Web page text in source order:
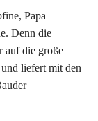
Papa
Denn die
auf die große
liefert mit den